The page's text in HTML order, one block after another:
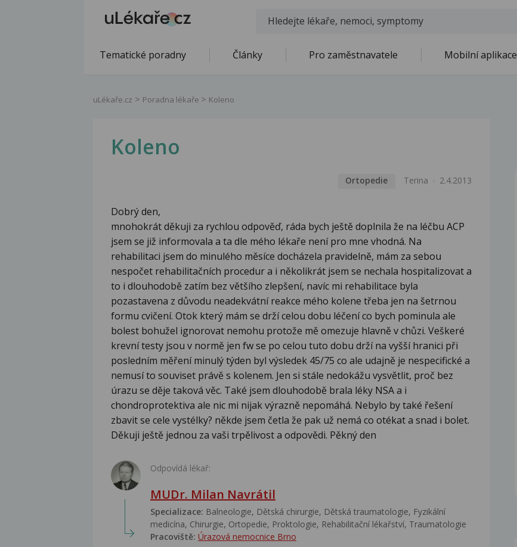
Tematické poradny Články Pro zaměstnavatele Mobilní aplikace
uLékaře.cz Poradna lékaře Koleno
Koleno
Ortopedie Terina 2.4.2013
Dobrý den,
mnohokrát děkuji za rychlou odpověď, ráda bych ještě doplnila že na léčbu ACP
jsem se již informovala a ta dle mého lékaře není pro mne vhodná. Na
rehabilitaci jsem do minulého měsíce docházela pravidelně, mám za sebou
nespočet rehabilitačních procedur a i několikrát jsem se nechala hospitalizovat a
to i dlouhodobě zatím bez většího zlepšení, navíc mi rehabilitace byla
pozastavena z důvodu neadekvátní reakce mého kolene třeba jen na šetrnou
formu cvičení. Otok který mám se drží celou dobu léčení co bych pominula ale
bolest bohužel ignorovat nemohu protože mě omezuje hlavně v chůzi. Veškeré
krevní testy jsou v normě jen fw se po celou tuto dobu drží na vyšší hranici při
posledním měření minulý týden byl výsledek 45/75 co ale udajně je nespecifické a
nemusí to souviset právě s kolenem. Jen si stále nedokážu vysvětlit, proč bez
úrazu se děje taková věc. Také jsem dlouhodobě brala léky NSA a i
chondroprotektiva ale nic mi nijak výrazně nepomáhá. Nebylo by také řešení
zbavit se cele vystélky? někde jsem četla že pak už nemá co otékat a snad i bolet.
Děkuji ještě jednou za vaši trpělivost a odpovědi. Pěkný den
Odpovídá lékař:
MUDr. Milan Navrátil
Specializace: Balneologie, Dětská chirurgie, Dětská traumatologie, Fyzikální
medicína, Chirurgie, Ortopedie, Proktologie, Rehabilitační lékařství‎, Traumatologie
Pracoviště: Úrazová nemocnice Brno